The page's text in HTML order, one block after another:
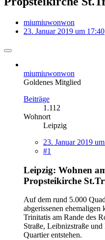
miumiuwonwon
23. Januar 2019 um 17:40
miumiuwonwon
Goldenes Mitglied
Beiträge
1.112
Wohnort
Leipzig
23. Januar 2019
#1
Leipzig: Wohnen
Propsteikirche
Auf dem rund 5.000
abgerissenen ehemaligen
Trinitatis am Rande des
Straße, Leibnizstraße
Quartier entstehen.